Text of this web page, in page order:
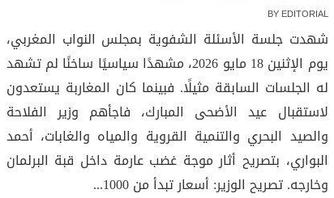
BY EDITORIAL
شهدت جلسة الأسئلة الشفوية بمجلس النواب المغربي،
يوم الإثنين 18 مايو 2026، مشهدًا سياسيًا ساخنًا لم تشهد
له الجلسات السابقة مثيلًا. فبينما كان المغاربة يستعدون
لاستقبال عيد الأضحى المبارك، فاجأهم وزير الفلاحة
والصيد البحري والتنمية القروية والمياه والغابات، أحمد
البواري، بتصريح أثار موجة غضب عارمة داخل قبة البرلمان
وخارجه. تصريح الوزير: أسعار تبدأ من 1000...